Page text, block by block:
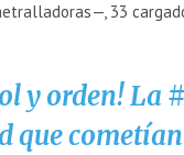
33
y orden! La
que